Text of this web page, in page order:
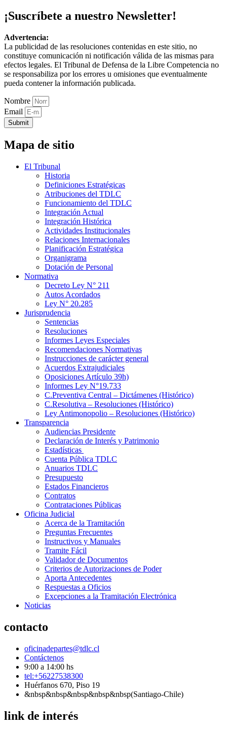
¡Suscríbete a nuestro Newsletter!
Advertencia:
La publicidad de las resoluciones contenidas en este sitio, no
constituye comunicación ni notificación válida de las mismas para
efectos legales. El Tribunal de Defensa de la Libre Competencia no
se responsabiliza por los errores u omisiones que eventualmente
pueda contener la información publicada.
Nombre
Email
Submit
Mapa de sitio
El Tribunal
Historia
Definiciones Estratégicas
Atribuciones del TDLC
Funcionamiento del TDLC
Integración Actual
Integración Histórica
Actividades Institucionales
Relaciones Internacionales
Planificación Estratégica
Organigrama
Dotación de Personal
Normativa
Decreto Ley N° 211
Autos Acordados
Ley N° 20.285
Jurisprudencia
Sentencias
Resoluciones
Informes Leyes Especiales
Recomendaciones Normativas
Instrucciones de carácter general
Acuerdos Extrajudiciales
Oposiciones Artículo 39h)
Informes Ley N°19.733
C.Preventiva Central – Dictámenes (Histórico)
C.Resolutiva – Resoluciones (Histórico)
Ley Antimonopolio – Resoluciones (Histórico)
Transparencia
Audiencias Presidente
Declaración de Interés y Patrimonio
Estadísticas
Cuenta Pública TDLC
Anuarios TDLC
Presupuesto
Estados Financieros
Contratos
Contrataciones Públicas
Oficina Judicial
Acerca de la Tramitación
Preguntas Frecuentes
Instructivos y Manuales
Tramite Fácil
Validador de Documentos
Criterios de Autorizaciones de Poder
Aporta Antecedentes
Respuestas a Oficios
Excepciones a la Tramitación Electrónica
Noticias
contacto
oficinadepartes@tdlc.cl
Contáctenos
9:00 a 14:00 hs
tel:+56227538300
Huérfanos 670, Piso 19
&nbsp&nbsp&nbsp&nbsp&nbsp(Santiago-Chile)
link de interés